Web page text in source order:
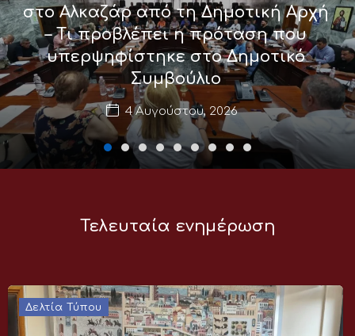
στο Αλκαζάρ από τη Δημοτική Αρχή
– Τι προβλέπει η πρόταση που
υπερψηφίστηκε στο Δημοτικό
Συμβούλιο
4 Αυγούστου, 2026
Τελευταία ενημέρωση
Δελτία Τύπου